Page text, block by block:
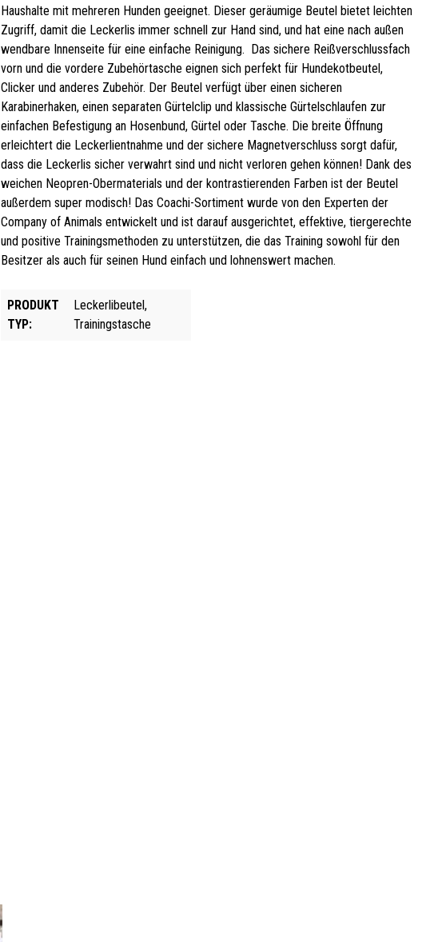
Haushalte mit mehreren Hunden geeignet. Dieser geräumige Beutel bietet leichten
Zugriff, damit die Leckerlis immer schnell zur Hand sind, und hat eine nach außen
wendbare Innenseite für eine einfache Reinigung. Das sichere Reißverschlussfach
vorn und die vordere Zubehörtasche eignen sich perfekt für Hundekotbeutel,
Clicker und anderes Zubehör. Der Beutel verfügt über einen sicheren
Karabinerhaken, einen separaten Gürtelclip und klassische Gürtelschlaufen zur
einfachen Befestigung an Hosenbund, Gürtel oder Tasche. Die breite Öffnung
erleichtert die Leckerlientnahme und der sichere Magnetverschluss sorgt dafür,
dass die Leckerlis sicher verwahrt sind und nicht verloren gehen können! Dank des
weichen Neopren-Obermaterials und der kontrastierenden Farben ist der Beutel
außerdem super modisch! Das Coachi-Sortiment wurde von den Experten der
Company of Animals entwickelt und ist darauf ausgerichtet, effektive, tiergerechte
und positive Trainingsmethoden zu unterstützen, die das Training sowohl für den
Besitzer als auch für seinen Hund einfach und lohnenswert machen.
PRODUKT
TYP:
Leckerlibeutel,
Trainingstasche